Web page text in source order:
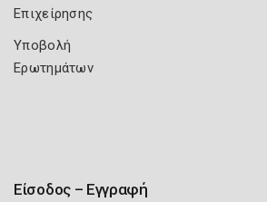
Επιχείρησης
Υποβολή
Ερωτημάτων
Είσοδος – Εγγραφή